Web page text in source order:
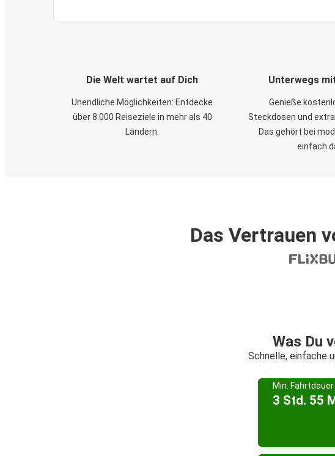
Die Welt wartet auf Dich
Unendliche Möglichkeiten: Entdecke
über 8.000 Reiseziele in mehr als 40
Ländern.
Unterwegs
Genieße
Steckdosen und
Das gehört bei
einfach
Das Vertrauen
Was Du
Schnelle, einfache
Min. Fahrtdauer
3 Std. 55